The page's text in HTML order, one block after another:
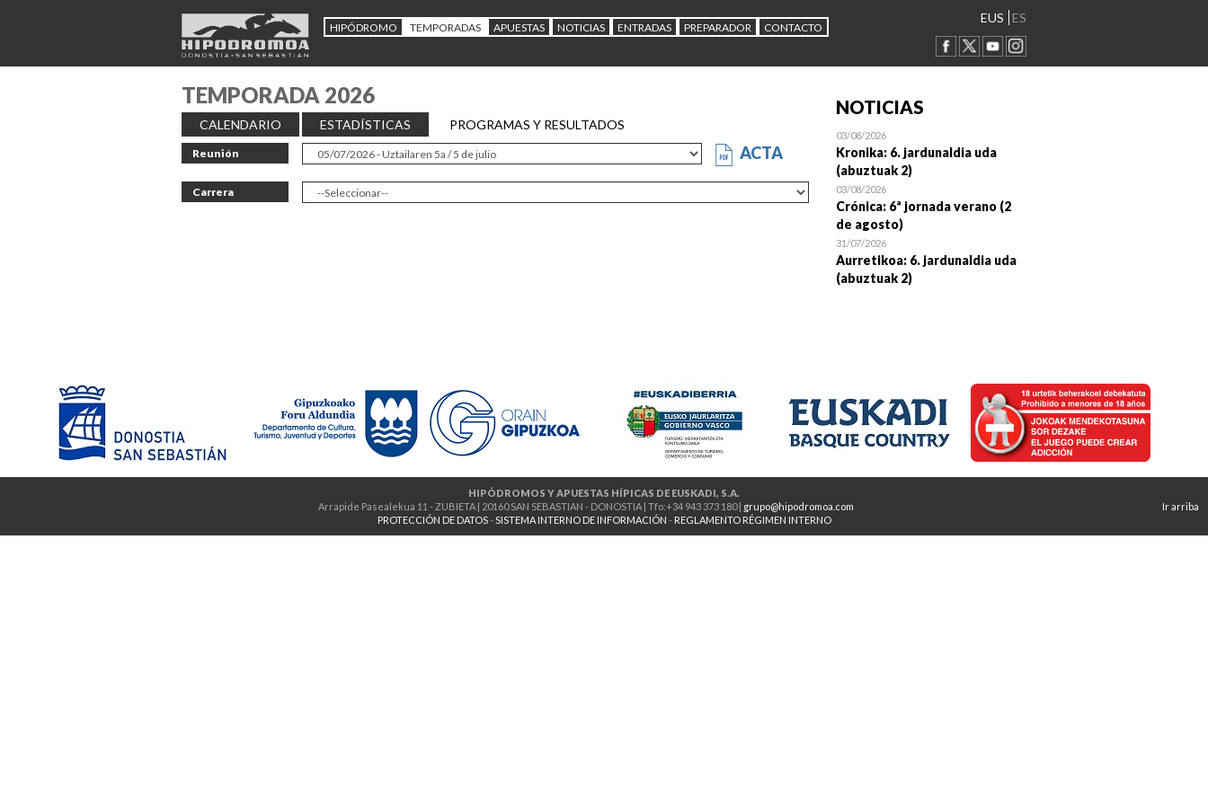
HIPÓDROMO TEMPORADAS APUESTAS NOTICIAS ENTRADAS PREPARADOR CONTACTO
EUS ES
TEMPORADA 2026
CALENDARIO ESTADÍSTICAS PROGRAMAS Y RESULTADOS
Reunión ACTA
Carrera
NOTICIAS
03/08/2026
Kronika: 6. jardunaldia uda
(abuztuak 2)
03/08/2026
Crónica: 6ª jornada verano (2
de agosto)
31/07/2026
Aurretikoa: 6. jardunaldia uda
(abuztuak 2)
HIPÓDROMOS Y APUESTAS HÍPICAS DE EUSKADI, S.A.
Ir arriba
Arrapide Pasealekua 11 - ZUBIETA | 20160 SAN SEBASTIAN - DONOSTIA | Tfo:+34 943 373 180 | grupo@hipodromoa.com
PROTECCIÓN DE DATOS-SISTEMA INTERNO DE INFORMACIÓN - REGLAMENTO RÉGIMEN INTERNO